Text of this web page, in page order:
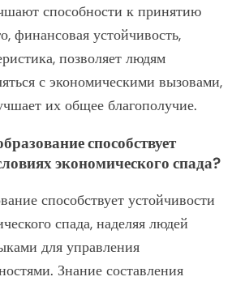
способности к принятию
финансовая устойчивость,
позволяет людям
с экономическими вызовами,
их общее благополучие.
способствует
экономического спада?
способствует устойчивости
спада, наделяя людей
для управления
Знание составления